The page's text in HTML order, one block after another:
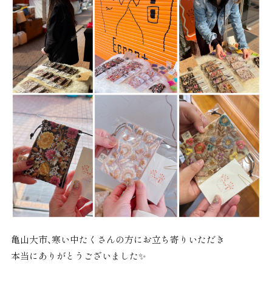
亀山大市、寒い中たくさんの方にお立ち寄りいただき
本当にありがとうございました✨